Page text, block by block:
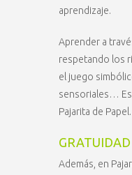
aprendizaje.
Aprender a
respetando los
el juego
sensoriales…
Pajarita de Papel.
GRATUIDAD
Además, en